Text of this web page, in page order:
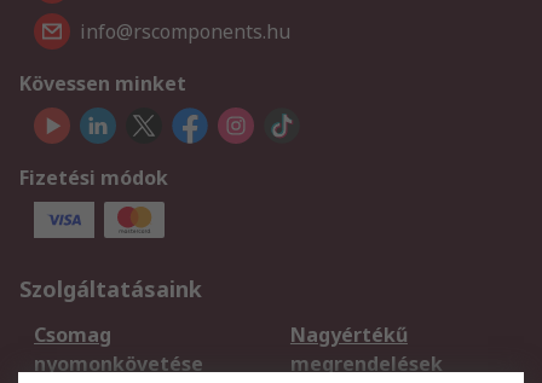
info@rscomponents.hu
Kövessen minket
Fizetési módok
Szolgáltatásaink
Csomag
nyomonkövetése
Nagyértékű
megrendelések